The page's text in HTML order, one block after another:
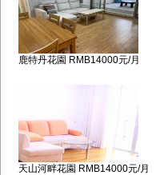
鹿特丹花園 RMB14000元/月
天山河畔花園 RMB14000元/月